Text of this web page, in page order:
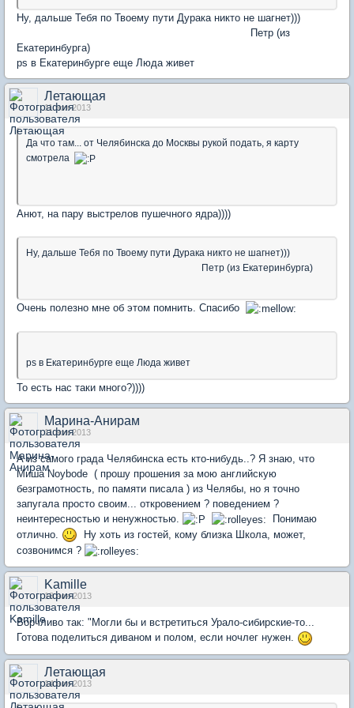
Ну, дальше Тебя по Твоему пути Дурака никто не шагнет)))
Петр (из
Екатеринбурга)
ps в Екатеринбурге еще Люда живет
Летающая
11 ноя 2013
Да что там... от Челябинска до Москвы рукой подать, я карту
смотрела
Анют, на пару выстрелов пушечного ядра))))
Ну, дальше Тебя по Твоему пути Дурака никто не шагнет)))
Петр (из Екатеринбурга)
Очень полезно мне об этом помнить. Спасибо
ps в Екатеринбурге еще Люда живет
То есть нас таки много?))))
Марина-Анирам
11 ноя 2013
А из самого града Челябинска есть кто-нибудь..? Я знаю, что
Миша Noybode ( прошу прошения за мою английскую
безграмотность, по памяти писала ) из Челябы, но я точно
запугала просто своим... откровением ? поведением ?
неинтересностью и ненужностью.
Понимаю
отлично.
Ну хоть из гостей, кому близка Школа, может,
созвонимся ?
Kamille
13 ноя 2013
Ворчливо так: "Могли бы и встретиться Урало-сибирские-то...
Готова поделиться диваном и полом, если ночлег нужен.
Летающая
14 ноя 2013